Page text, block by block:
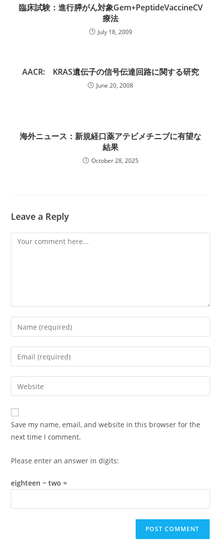
臨床試験：進行膵がん対象Gem+PeptideVaccineCV
療法
July 18, 2009
AACR: KRAS遺伝子の信号伝達回路に関する研究
June 20, 2008
海外ニュース：新規経口薬アテビメチニブに有望な
結果
October 28, 2025
Leave a Reply
Comment
Enter
your
name
comment
Enter
your
email
address
comment
Enter
your
website
URL
(optional)
Save my name, email, and website in this browser for the
next time I comment.
Please enter an answer in digits:
eighteen − two =